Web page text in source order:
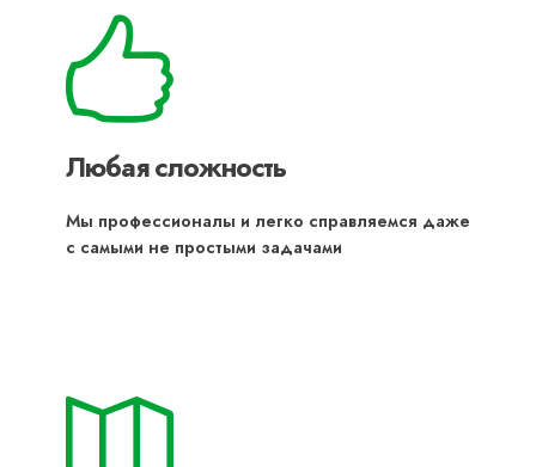
Любая сложность
Мы профессионалы и легко справляемся даже
с самыми не простыми задачами